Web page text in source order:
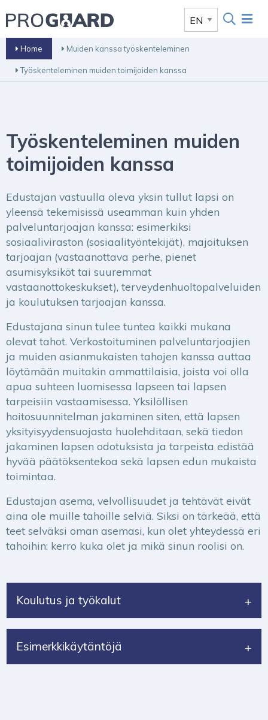
Home Muiden kanssa työskenteleminen
Työskenteleminen muiden toimijoiden kanssa
Työskenteleminen muiden
toimijoiden kanssa
Edustajan vastuulla oleva yksin tullut lapsi on
yleensä tekemisissä useamman kuin yhden
palveluntarjoajan kanssa: esimerkiksi
sosiaaliviraston (sosiaalityöntekijät), majoituksen
tarjoajan (vastaanottava perhe, pienet
asumisyksiköt tai suuremmat
vastaanottokeskukset), terveydenhuoltopalveluiden
ja koulutuksen tarjoajan kanssa.
Edustajana sinun tulee tuntea kaikki mukana
olevat tahot. Verkostoituminen palveluntarjoajien
ja muiden asianmukaisten tahojen kanssa auttaa
löytämään muitakin ammattilaisia, joista voi olla
apua suhteen luomisessa lapseen tai lapsen
tarpeisiin vastaamisessa. Yksilöllisen
hoitosuunnitelman jakaminen siten, että lapsen
yksityisyydensuojasta huolehditaan, sekä tiedon
jakaminen lapsen odotuksista ja tarpeista edistää
hyvää päätöksentekoa sekä lapsen edun mukaista
toimintaa.
Edustajan asema, velvollisuudet ja tehtävät eivät
aina ole muille tahoille selviä. Siksi on tärkeää, että
teet selväksi oman asemasi, kun olet yhteydessä eri
tahoihin: kerro kuka olet ja mikä sinun roolisi on.
Koulutus ja työkalut
Esimerkkikäytäntöjä